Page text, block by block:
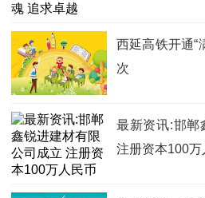
西延高铁开通“
次
最新资讯:邯郸
注册资本100万